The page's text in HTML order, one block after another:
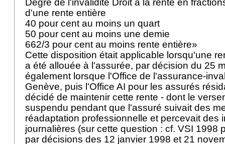
Degré de l'invalidité Droit à la rente en
d'une rente entière
40 pour cent au moins un quart
50 pour cent au moins une demie
662/3 pour cent au moins rente entière»
Cette disposition était applicable lorsqu'une
a été allouée à l'assurée, par décision du 25
également lorsque l'Office de l'assurance-
Genève, puis l'Office AI pour les assurés
décidé de maintenir cette rente - dont le
suspendu pendant que l'assuré suivait des
réadaptation professionnelle et percevait des
journalières (sur cette question : cf. VSI 1998
par décisions des 12 janvier 1998 et 21